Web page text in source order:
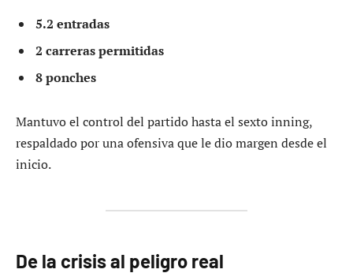
5.2 entradas
2 carreras permitidas
8 ponches
Mantuvo el control del partido hasta el sexto inning,
respaldado por una ofensiva que le dio margen desde el
inicio.
De la crisis al peligro real